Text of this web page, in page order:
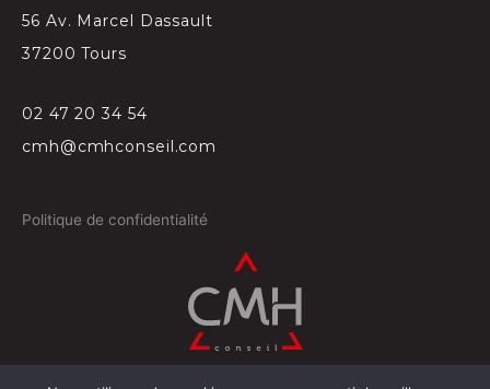
56 Av. Marcel Dassault
37200 Tours
02 47 20 34 54
cmh@cmhconseil.com
Politique de confidentialité